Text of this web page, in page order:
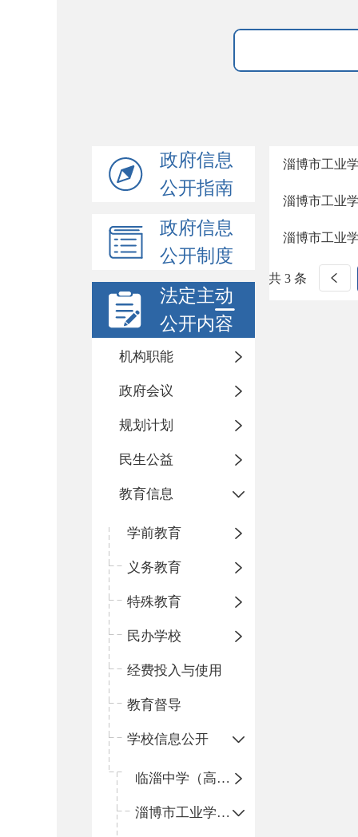
政府信息
公开指南
政府信息
公开制度
法定主动
公开内容
机构职能
政府会议
规划计划
民生公益
教育信息
学前教育
义务教育
特殊教育
民办学校
经费投入与使用
教育督导
学校信息公开
临淄中学（高中）
淄博市工业学校（中职学校）
淄博市工业
淄博市工业
淄博市工业
共 3 条